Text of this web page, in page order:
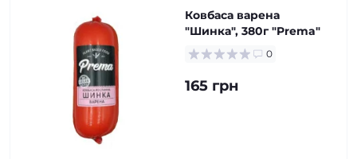
Ковбаса варена
"Шинка", 380г "Prema"
0
165 грн